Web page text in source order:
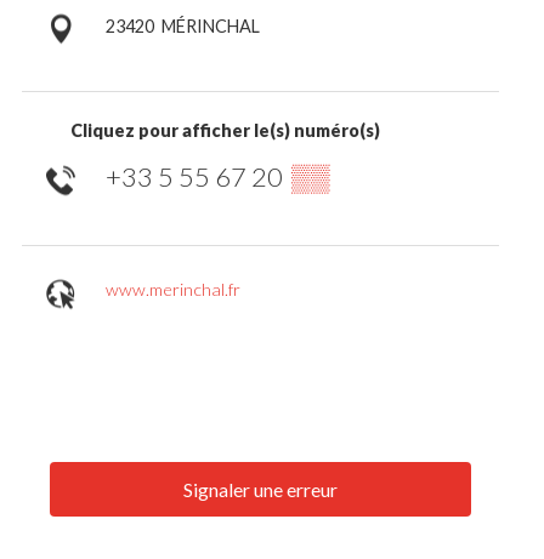
23420 MÉRINCHAL
Cliquez pour afficher le(s) numéro(s)
+33 5 55 67 20 ▒▒
www.merinchal.fr
Signaler une erreur